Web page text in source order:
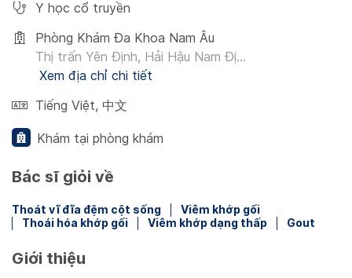
Y học cổ truyền
Phòng Khám Đa Khoa Nam Âu
Thị trấn Yên Định, Hải Hậu Nam Đị...
Xem địa chỉ chi tiết
Tiếng Việt, 中文
Khám tại phòng khám
Bác sĩ giỏi về
Thoát vĩ đĩa đệm cột sống
Viêm khớp gối
Thoái hóa khớp gối
Viêm khớp dạng thấp Gout
Giới thiệu